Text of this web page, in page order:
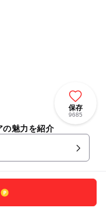
保存
9685
の魅力を紹介